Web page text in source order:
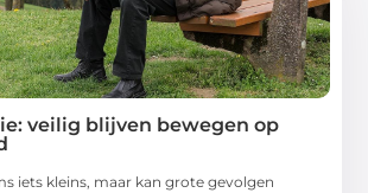
veilig blijven bewegen op
iets kleins, maar kan grote gevolgen